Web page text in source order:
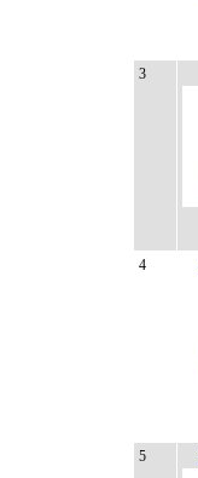
3
4
5